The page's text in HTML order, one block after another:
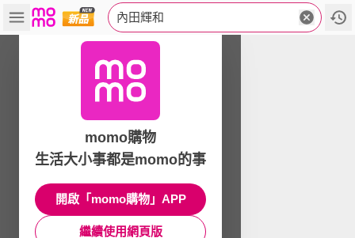
內田輝和
momo購物
生活大小事都是momo的事
開啟「momo購物」APP
繼續使用網頁版